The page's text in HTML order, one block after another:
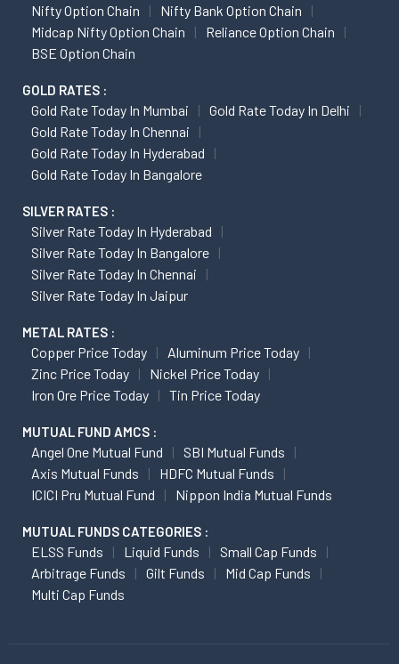
Nifty Option Chain
Nifty Bank Option Chain
Midcap Nifty Option Chain
Reliance Option Chain
BSE Option Chain
GOLD RATES :
Gold Rate Today In Mumbai
Gold Rate Today In Delhi
Gold Rate Today In Chennai
Gold Rate Today In Hyderabad
Gold Rate Today In Bangalore
SILVER RATES :
Silver Rate Today In Hyderabad
Silver Rate Today In Bangalore
Silver Rate Today In Chennai
Silver Rate Today In Jaipur
METAL RATES :
Copper Price Today
Aluminum Price Today
Zinc Price Today
Nickel Price Today
Iron Ore Price Today
Tin Price Today
MUTUAL FUND AMCS :
Angel One Mutual Fund
SBI Mutual Funds
Axis Mutual Funds
HDFC Mutual Funds
ICICI Pru Mutual Fund
Nippon India Mutual Funds
MUTUAL FUNDS CATEGORIES :
ELSS Funds Liquid Funds
Small Cap Funds
Arbitrage Funds
Gilt Funds
Mid Cap Funds
Multi Cap Funds